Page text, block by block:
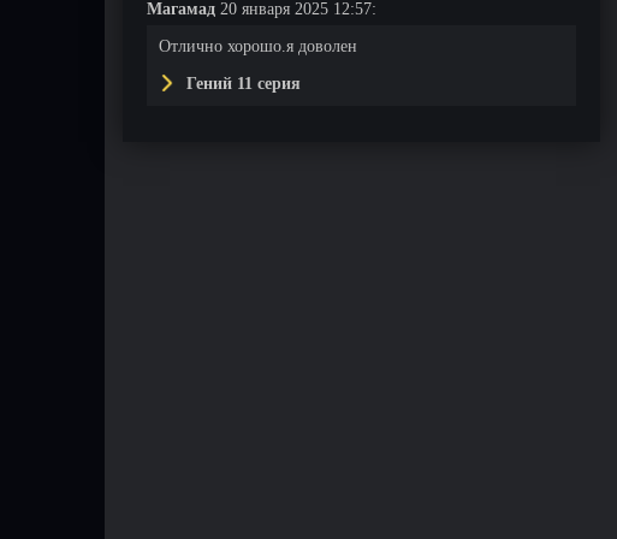
Магамад 20 января 2025 12:57:
Отлично хорошо.я доволен
Гений 11 серия